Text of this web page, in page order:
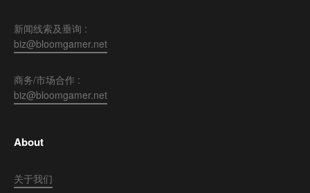
新闻线索及垂询 :
biz@bloomgamer.net
商务/市场合作 :
biz@bloomgamer.net
About
关于我们